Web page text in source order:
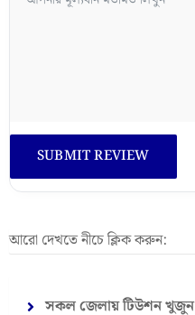
আরো দেখতে নীচে ক্লিক করুন:
সকল জেলায় টিউশন খুজুন